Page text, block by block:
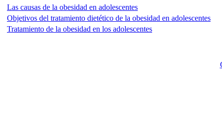
Las causas de la obesidad en adolescentes
Objetivos del tratamiento dietético de la obesidad en adolescentes
Tratamiento de la obesidad en los adolescentes